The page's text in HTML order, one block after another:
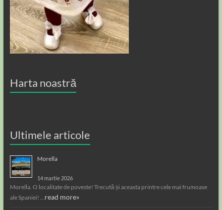
Harta noastră
Ultimele articole
Morella
14 martie 2026
Morella. O localitate de poveste! Trecută și aceasta printre cele mai frumoase
ale Spaniei! … read more»